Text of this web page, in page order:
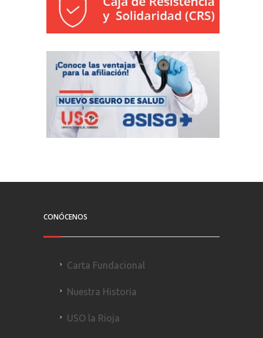
CONÓCENOS
Carta Fundacional
Nuestra Historia
USO la Rioja